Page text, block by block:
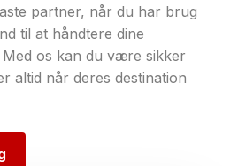
partner, når du har brug
til at håndtere dine
os kan du være sikker
altid når deres destination